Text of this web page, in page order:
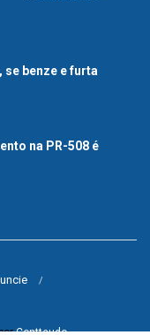
se benze e furta
na PR-508 é